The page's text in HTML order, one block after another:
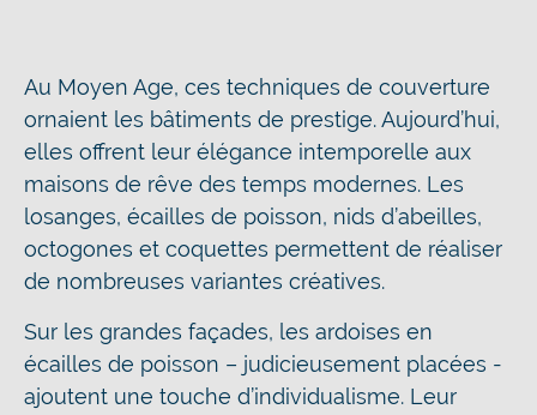
Au Moyen Age, ces techniques de couverture
ornaient les bâtiments de prestige. Aujourd’hui,
elles offrent leur élégance intemporelle aux
maisons de rêve des temps modernes. Les
losanges, écailles de poisson, nids d’abeilles,
octogones et coquettes permettent de réaliser
de nombreuses variantes créatives.
Sur les grandes façades, les ardoises en
écailles de poisson – judicieusement placées -
ajoutent une touche d’individualisme. Leur